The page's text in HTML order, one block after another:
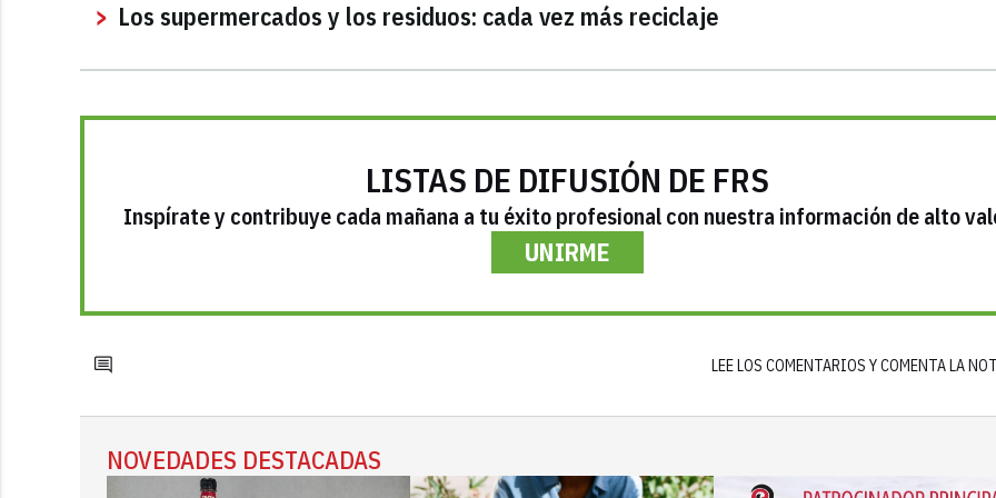
Los supermercados y los residuos: cada vez más reciclaje
LISTAS DE DIFUSIÓN DE FRS
Inspírate y contribuye cada mañana a tu éxito profesional con nuestra información de alto
UNIRME
LEE LOS COMENTARIOS Y COMENTA LA
NOVEDADES DESTACADAS